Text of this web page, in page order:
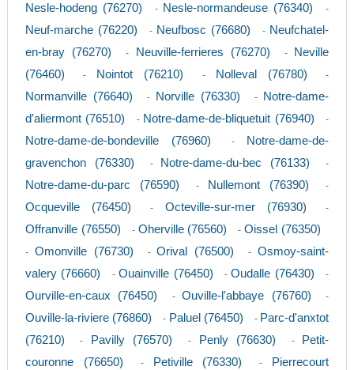
Nesle-hodeng (76270) - Nesle-normandeuse (76340) -
Neuf-marche (76220) - Neufbosc (76680) - Neufchatel-
en-bray (76270)
- Neuville-ferrieres (76270) -
Neville
(76460)
- Nointot (76210) - Nolleval (76780) -
Normanville (76640) - Norville (76330) -
Notre-dame-
d'aliermont (76510)
- Notre-dame-de-bliquetuit (76940) -
Notre-dame-de-bondeville (76960) -
Notre-dame-de-
gravenchon (76330)
- Notre-dame-du-bec (76133) -
Notre-dame-du-parc (76590) - Nullemont (76390) -
Ocqueville (76450) - Octeville-sur-mer (76930) -
Offranville (76550) - Oherville (76560) -Oissel (76350)
- Omonville (76730) -Orival (76500) -Osmoy-saint-
valery (76660)
-Ouainville (76450) -Oudalle (76430) -
Ourville-en-caux (76450) -Ouville-l'abbaye (76760) -
Ouville-la-riviere (76860) - Paluel (76450) - Parc-d'anxtot
(76210)
- Pavilly (76570) - Penly (76630) -
Petit-
couronne (76650)
- Petiville (76330) -
Pierrecourt